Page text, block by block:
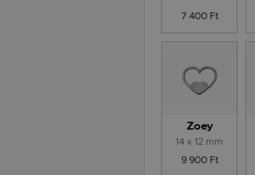
7 400 Ft
Zoey
14 x 12 mm
9 900 Ft